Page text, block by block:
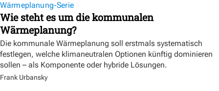
Wärmeplanung-Serie
Wie steht es um die kommunalen
Wärmeplanung?
Die kommunale Wärmeplanung soll erstmals systematisch
festlegen, welche klimaneutralen Optionen künftig dominieren
sollen – als Komponente oder hybride Lösungen.
Frank Urbansky